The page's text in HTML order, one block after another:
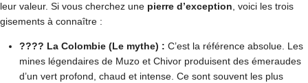
leur valeur. Si vous cherchez une pierre d’exception , voici les trois
gisements à connaître :
???? La Colombie (Le mythe) : C’est la référence absolue. Les
mines légendaires de Muzo et Chivor produisent des émeraudes
d’un vert profond, chaud et intense. Ce sont souvent les plus